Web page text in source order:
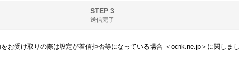
STEP 3
送信完了
お受け取りの際は設定が着信拒否等になっている場合 ＜ocnk.ne.jp＞に関しまし